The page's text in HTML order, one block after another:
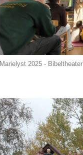
Marielyst 2025 - Bibeltheater